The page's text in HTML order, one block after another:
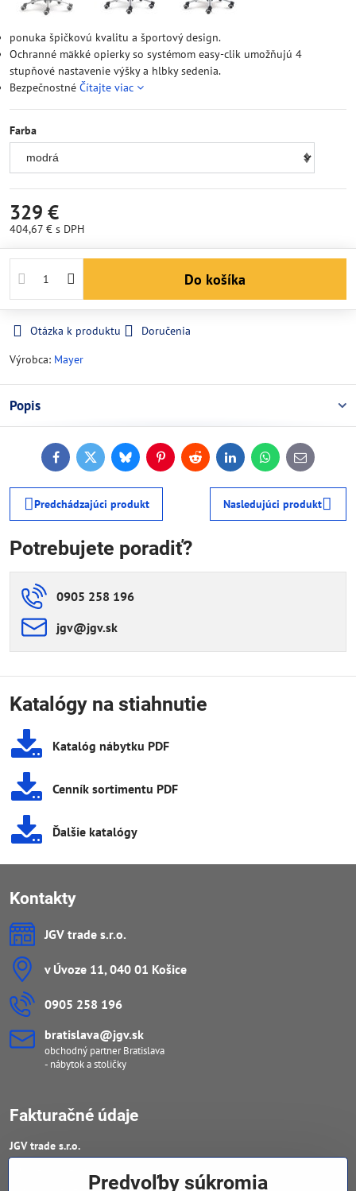
ponuka špičkovú kvalitu a športový design.
Ochranné mäkké opierky so systémom easy-clik umožňujú 4
stupňové nastavenie výšky a hlbky sedenia.
Bezpečnostné Čítajte viac
Farba
329 €
404,67 € s DPH
Do košíka
Otázka k produktu
Doručenia
Výrobca: Mayer
Popis
FacebookTwitterBlueskyPinterestReddit LinkedInWhatsApp
E-
mail
Predchádzajúci produkt Nasledujúci produkt
Potrebujete poradiť?
0905 258 196
jgv​@jgv​.sk
Katalógy na stiahnutie
Katalóg nábytku PDF
Cenník sortimentu PDF
Ďalšie katalógy
Kontakty
JGV trade s​.r​.o​.
v Úvoze 11, 040 01 Košice
0905 258 196
bratislava​@jgv​.sk
obchodný partner Bratislava
- nábytok a stoličky
Fakturačné údaje
JGV trade s​.r​.o​.
Predvoľby súkromia